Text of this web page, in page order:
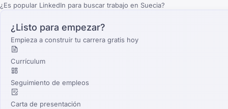
¿Es popular LinkedIn para buscar trabajo en Suecia?
¿Listo para empezar?
Empieza a construir tu carrera gratis hoy
Currículum
Seguimiento de empleos
Carta de presentación